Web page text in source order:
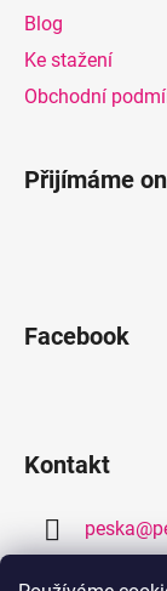
Blog
Ke stažení
Obchodní
Přijímáme
Facebook
Kontakt
peska@
377 259